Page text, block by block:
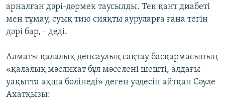
арналған дәрі-дәрмек таусылды. Тек қант диабеті
мен тұмау, суық тию сияқты ауруларға ғана тегін
дәрі бар, - деді.
Алматы қалалық денсаулық сақтау басқармасының
«қалалық мәслихат бұл мәселені шешті, алдағы
уақытта ақша бөлінеді» деген уәдесін айтқан Сәуле
Ахатқызы: